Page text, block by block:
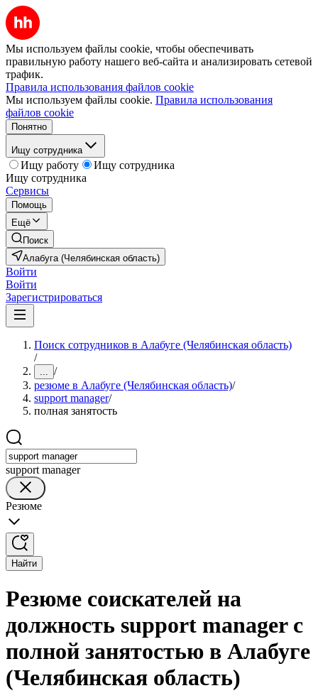
Мы используем файлы cookie, чтобы обеспечивать
правильную работу нашего веб-сайта и анализировать сетевой
трафик.
Правила использования файлов cookie
Мы используем файлы cookie. Правила использования
файлов cookie
Понятно
Ищу сотрудника
Ищу работу
Ищу сотрудника
Ищу сотрудника
Сервисы
Помощь
Ещё
Поиск
Алабуга (Челябинская область)
Войти
Войти
Зарегистрироваться
Поиск сотрудников в Алабуге (Челябинская область)
/
... /
резюме в Алабуге (Челябинская область)/
support manager/
полная занятость
support manager
Резюме
Найти
Резюме соискателей на
должность support manager с
полной занятостью в Алабуге
(Челябинская область)